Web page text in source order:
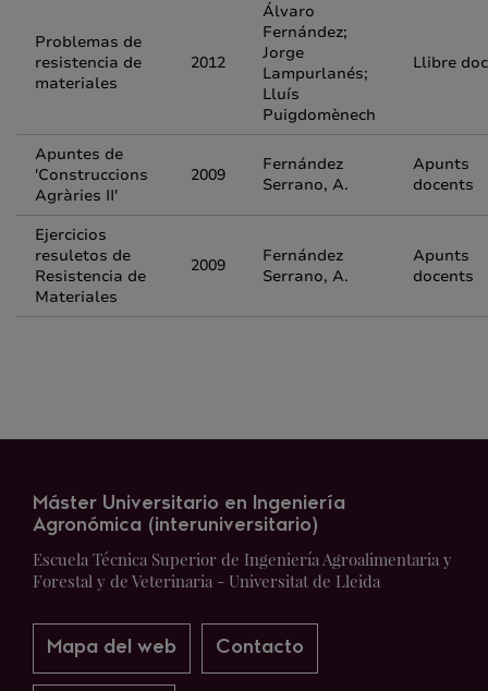
Problemas de
resistencia de
materiales
2012
Álvaro
Fernández;
Jorge
Lampurlanés;
Lluís
Puigdomènech
Llibre
Apuntes de
'Construccions
Agràries II'
2009
Fernández
Serrano, A.
Apunts
docents
Ejercicios
resuletos de
Resistencia de
Materiales
2009
Fernández
Serrano, A.
Apunts
docents
Máster Universitario en Ingeniería
Agronómica (interuniversitario)
Escuela Técnica Superior de Ingeniería Agroalimentaria y
Forestal y de Veterinaria - Universitat de Lleida
Mapa del web Contacto